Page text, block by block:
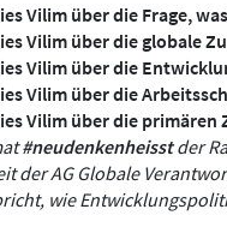
Vilim über die Frage,
Vilim über die globale
Vilim über die
Vilim über die
Vilim über die
#neudenkenheisstder
der AG Globale
wie